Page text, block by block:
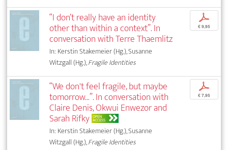
“I don’t really have an identity
other than within a context”. In
conversation with Terre Thaemlitz
In: Kerstin Stakemeier (Hg.), Susanne
Witzgall (Hg.),Fragile Identities
p
€ 9,95
“We don't feel fragile, but maybe
tomorrow...”. In conversation with
Claire Denis, Okwui Enwezor and
Sarah Rifky OPEN
ACCESS
In: Kerstin Stakemeier (Hg.), Susanne
Witzgall (Hg.),Fragile Identities
p
€ 7,95